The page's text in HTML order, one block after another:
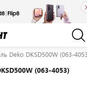
Deko DKSD500W (063-
(063-4053)